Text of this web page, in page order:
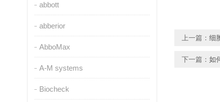
abbott
abberior
AbboMax
A-M systems
Biocheck
上一篇： 细
下一篇： 如